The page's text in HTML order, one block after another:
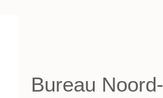
Bureau Noord-